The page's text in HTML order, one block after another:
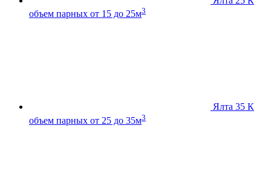
объем парных от 15 до 25м3
Ялта 35 К
объем парных от 25 до 35м3